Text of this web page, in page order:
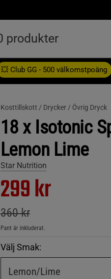
💥 Club GG - 500 välkomstpoäng
Kosttillskott / Drycker / Övrig Dryck
18 x Isotonic
Lemon Lime
Star Nutrition
299 kr
360 kr
Pant är inkluderat.
Välj Smak:
Lemon/Lime